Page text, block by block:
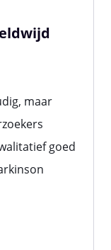
maar
goed